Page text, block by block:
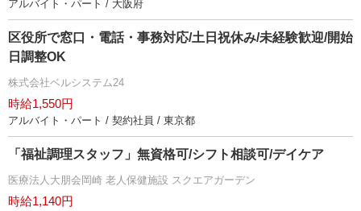
アルバイト・パート / 大阪府
区役所で窓口・電話・事務対応/土日祝休み/未経験歓迎/開始
日調整OK
株式会社ベルシステム24
時給1,550円
アルバイト・パート / 契約社員 / 東京都
「福祉調理スタッフ」無資格可/シフト相談可/デイケア
医療法人大朋会岡崎 老人保健施設 スクエアガーデン
時給1,140円